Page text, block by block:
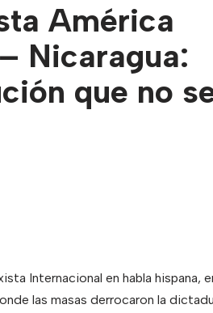
América
Nicaragua:
que no
Internacional en habla hispana,
las masas derrocaron la